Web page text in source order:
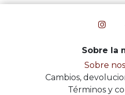
Sobre la
Sobre
Cambios,
Términos y